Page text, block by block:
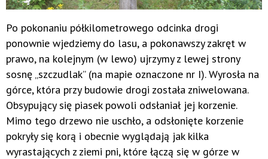
Po pokonaniu półkilometrowego odcinka drogi
ponownie wjedziemy do lasu, a pokonawszy zakręt w
prawo, na kolejnym (w lewo) ujrzymy z lewej strony
sosnę „szczudlak” (na mapie oznaczone nr I). Wyrosła na
górce, która przy budowie drogi została zniwelowana.
Obsypujący się piasek powoli odsłaniał jej korzenie.
Mimo tego drzewo nie uschło, a odsłonięte korzenie
pokryły się korą i obecnie wyglądają jak kilka
wyrastających z ziemi pni, które łączą się w górze w